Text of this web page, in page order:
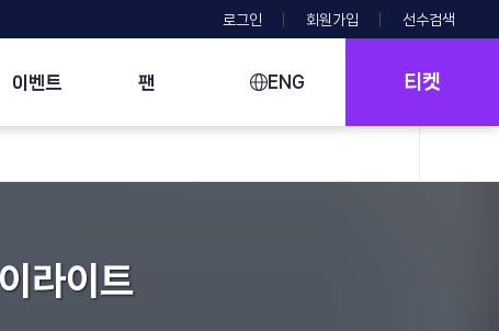
이벤트 팬 ENG 티켓
로그인 회원가입 선수검색
라이트